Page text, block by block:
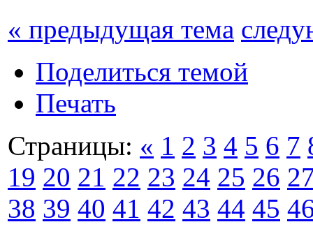
« предыдущая тема
Поделиться темой
Печать
Страницы: « 1 2 3 4 5 6 7
19 20 21 22 23 24 25 26
38 39 40 41 42 43 44 45